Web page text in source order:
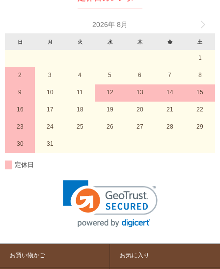
2026年 8月
日 月 火 水 木 金 土
1
2 3 4 5 6 7 8
9 10 11 12 13 14 15
16 17 18 19 20 21 22
23 24 25 26 27 28 29
30 31
定休日
お買い物かご お気に入り